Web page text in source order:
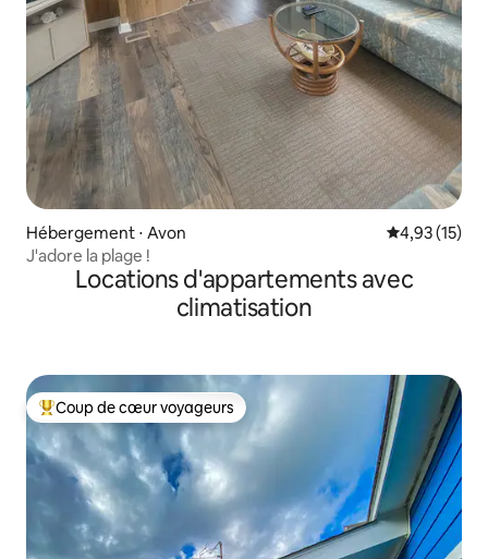
Hébergement ⋅ Avon Évaluation
4,93 (15)
J'adore la plage !
Locations d'appartements avec
climatisation
Coups de cœur voyageurs les plus appréciés
Coup de cœur voyageurs